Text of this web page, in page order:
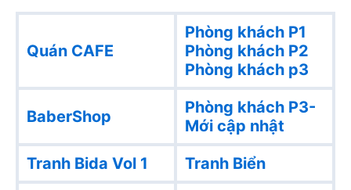
Quán CAFE
Phòng khách P1
Phòng khách P2
Phòng khách p3
BaberShop
Phòng khách P3-
Mới cập nhật
Tranh Bida Vol 1
Tranh Biển